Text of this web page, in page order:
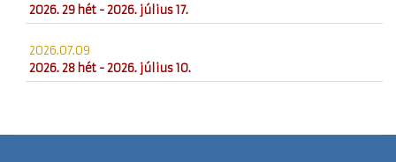
2026. 29 hét - 2026. július 17.
2026.07.09
2026. 28 hét - 2026. július 10.